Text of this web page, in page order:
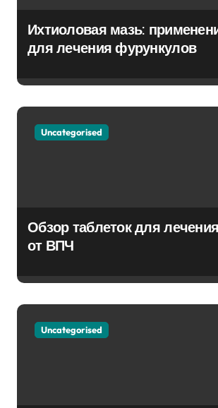
Ихтиоловая мазь:
для лечения фурункулов
Uncategorised
Обзор таблеток для лечения
от ВПЧ
Uncategorised